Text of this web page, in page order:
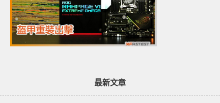
最新文章